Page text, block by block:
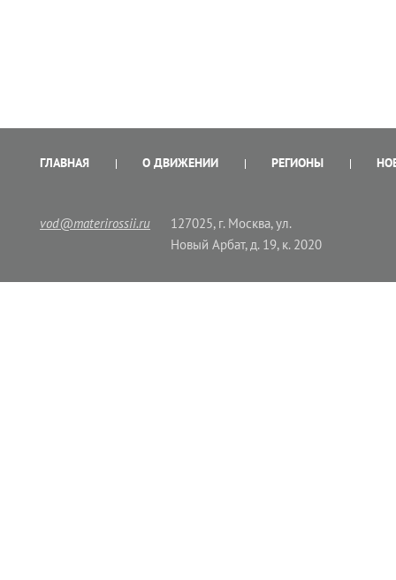
ГЛАВНАЯ О ДВИЖЕНИИ РЕГИОНЫ
vod@materirossii.ru
127025, г. Москва, ул.
Новый Арбат, д. 19, к. 2020